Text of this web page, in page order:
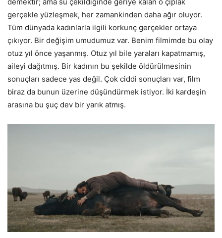
gerçekle yüzleşmek, her zamankinden daha ağır oluyor.
Tüm dünyada kadınlarla ilgili korkunç gerçekler ortaya
çıkıyor. Bir değişim umudumuz var. Benim filmimde bu olay
otuz yıl önce yaşanmış. Otuz yıl bile yaraları kapatmamış,
aileyi dağıtmış. Bir kadının bu şekilde öldürülmesinin
sonuçları sadece yas değil. Çok ciddi sonuçları var, film
biraz da bunun üzerine düşündürmek istiyor. İki kardeşin
arasına bu şuç dev bir yarık atmış.